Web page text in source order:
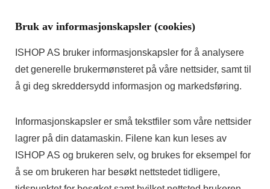
Bruk av informasjonskapsler (cookies)
ISHOP AS bruker informasjonskapsler for å analysere
det generelle brukermønsteret på våre nettsider, samt til
å gi deg skreddersydd informasjon og markedsføring.
Informasjonskapsler er små tekstfiler som våre nettsider
lagrer på din datamaskin. Filene kan kun leses av
ISHOP AS og brukeren selv, og brukes for eksempel for
å se om brukeren har besøkt nettstedet tidligere,